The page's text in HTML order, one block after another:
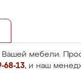
Вашей мебели.
68-13, и наш